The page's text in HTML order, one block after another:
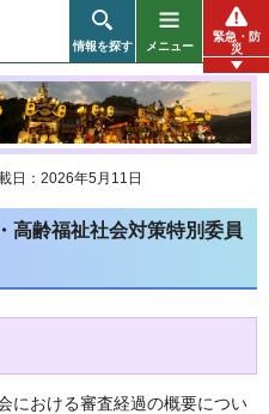
情報を探す メニュー
緊急・防
災
日：2026年5月11日
高齢福祉社会対策特別委員
における審査経過の概要につい